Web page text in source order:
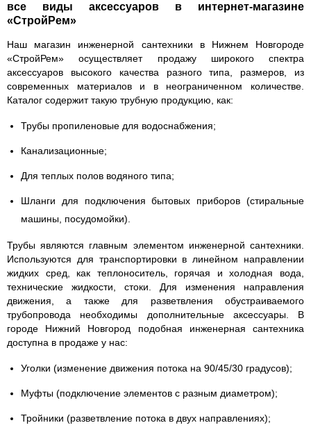
все виды аксессуаров в интернет-магазине
«СтройРем»
Наш магазин инженерной сантехники в Нижнем Новгороде
«СтройРем» осуществляет продажу широкого спектра
аксессуаров высокого качества разного типа, размеров, из
современных материалов и в неограниченном количестве.
Каталог содержит такую трубную продукцию, как:
Трубы пропиленовые для водоснабжения;
Канализационные;
Для теплых полов водяного типа;
Шланги для подключения бытовых приборов (стиральные
машины, посудомойки).
Трубы являются главным элементом инженерной сантехники.
Используются для транспортировки в линейном направлении
жидких сред, как теплоноситель, горячая и холодная вода,
технические жидкости, стоки. Для изменения направления
движения, а также для разветвления обустраиваемого
трубопровода необходимы дополнительные аксессуары. В
городе Нижний Новгород подобная инженерная сантехника
доступна в продаже у нас:
Уголки (изменение движения потока на 90/45/30 градусов);
Муфты (подключение элементов с разным диаметром);
Тройники (разветвление потока в двух направлениях);